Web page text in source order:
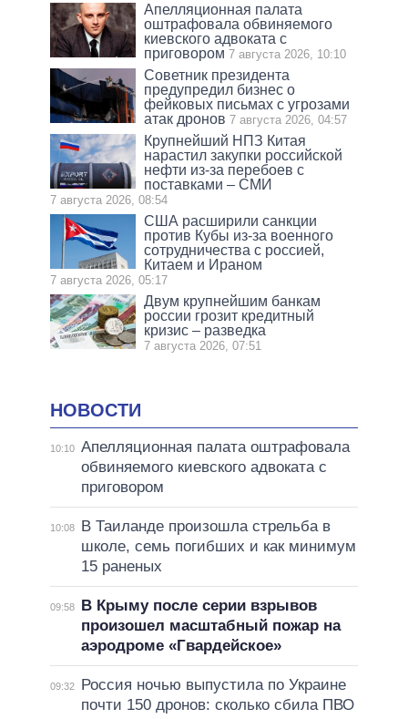
Апелляционная палата
оштрафовала обвиняемого
киевского адвоката с
приговором 7 августа 2026, 10:10
Советник президента
предупредил бизнес о
фейковых письмах с угрозами
атак дронов 7 августа 2026, 04:57
Крупнейший НПЗ Китая
нарастил закупки российской
нефти из-за перебоев с
поставками – СМИ
7 августа 2026, 08:54
США расширили санкции
против Кубы из-за военного
сотрудничества с россией,
Китаем и Ираном
7 августа 2026, 05:17
Двум крупнейшим банкам
россии грозит кредитный
кризис – разведка
7 августа 2026, 07:51
НОВОСТИ
10:10 Апелляционная палата оштрафовала
обвиняемого киевского адвоката с
приговором
10:08
В Таиланде произошла стрельба в
школе, семь погибших и как минимум
15 раненых
09:58
В Крыму после серии взрывов
произошел масштабный пожар на
аэродроме «Гвардейское»
09:32
Россия ночью выпустила по Украине
почти 150 дронов: сколько сбила ПВО